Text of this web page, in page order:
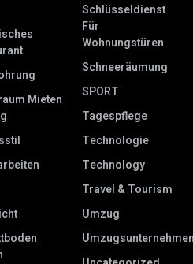
Mieten
Schlüsseldienst
Für
Wohnungstüren
Schneeräumung
SPORT
Tagespflege
Technologie
Technology
Travel & Tourism
Umzug